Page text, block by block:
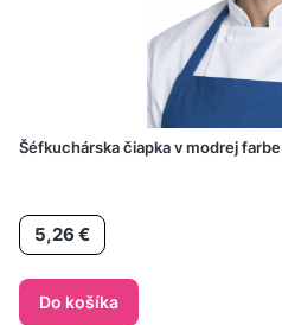
Šéfkuchárska čiapka v modrej farbe
Cena
5,26 €
Do košíka